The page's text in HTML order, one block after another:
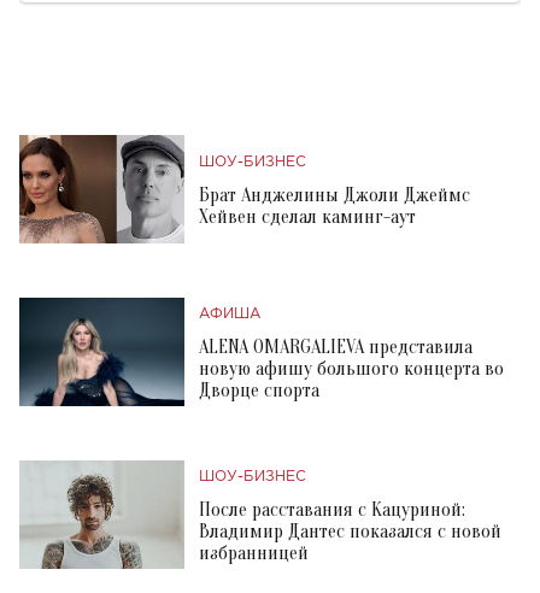
ШОУ-БИЗНЕС
Брат Анджелины Джоли Джеймс
Хейвен сделал каминг-аут
АФИША
ALENA OMARGALIEVA представила
новую афишу большого концерта во
Дворце спорта
ШОУ-БИЗНЕС
После расставания с Кацуриной:
Владимир Дантес показался с новой
избранницей